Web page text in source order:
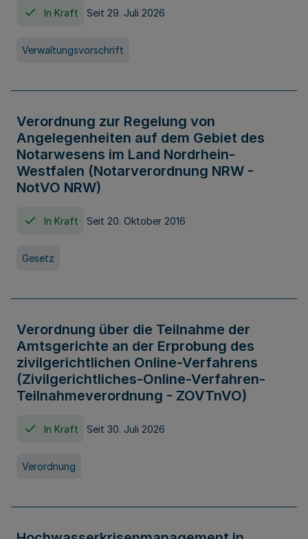
In Kraft Seit 29. Juli 2026
Verwaltungsvorschrift
Verordnung zur Regelung von
Angelegenheiten auf dem Gebiet des
Notarwesens im Land Nordrhein-
Westfalen (Notarverordnung NRW -
NotVO NRW)
In Kraft Seit 20. Oktober 2016
Gesetz
Verordnung über die Teilnahme der
Amtsgerichte an der Erprobung des
zivilgerichtlichen Online-Verfahrens
(Zivilgerichtliches-Online-Verfahren-
Teilnahmeverordnung - ZOVTnVO)
In Kraft Seit 30. Juli 2026
Verordnung